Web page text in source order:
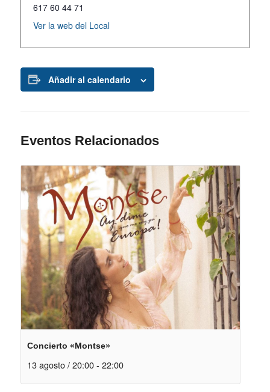
617 60 44 71
Ver la web del Local
Añadir al calendario
Eventos Relacionados
Concierto «Montse»
13 agosto / 20:00 - 22:00